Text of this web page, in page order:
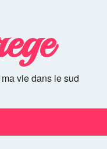
vie dans le sud